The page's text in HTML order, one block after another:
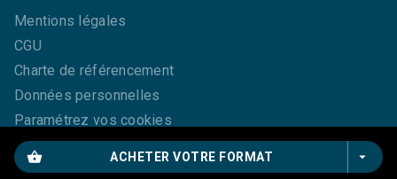
shopping_basket ACHETER VOTRE FORMAT arrow_drop_down
Mentions légales
CGU
Charte de référencement
Données personnelles
Paramétrez vos cookies